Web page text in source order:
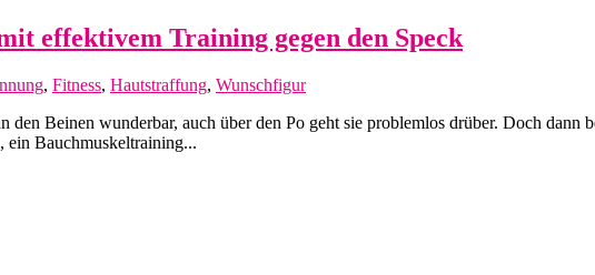
effektivem Training gegen den Speck
, Fitness, Hautstraffung, Wunschfigur
den Beinen wunderbar, auch über den Po geht sie problemlos drüber. Doch
Bauchmuskeltraining...